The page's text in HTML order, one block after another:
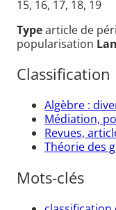
15, 16, 17, 18, 19
Typearticle de
popularisation
Classification
Algèbre :
Médiation,
Revues,
Théorie des
Mots-clés